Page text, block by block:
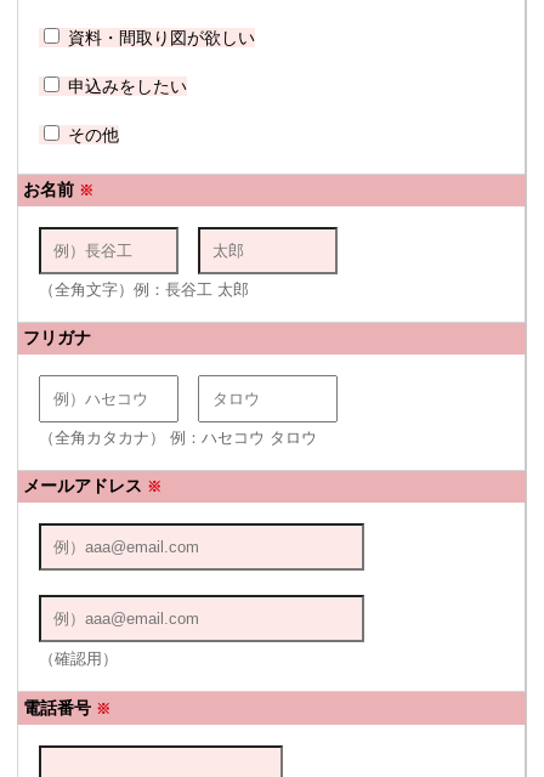
資料・間取り図が欲しい
申込みをしたい
その他
お名前 ※
（全角文字）例：長谷工 太郎
フリガナ
（全角カタカナ） 例：ハセコウ タロウ
メールアドレス ※
（確認用）
電話番号 ※